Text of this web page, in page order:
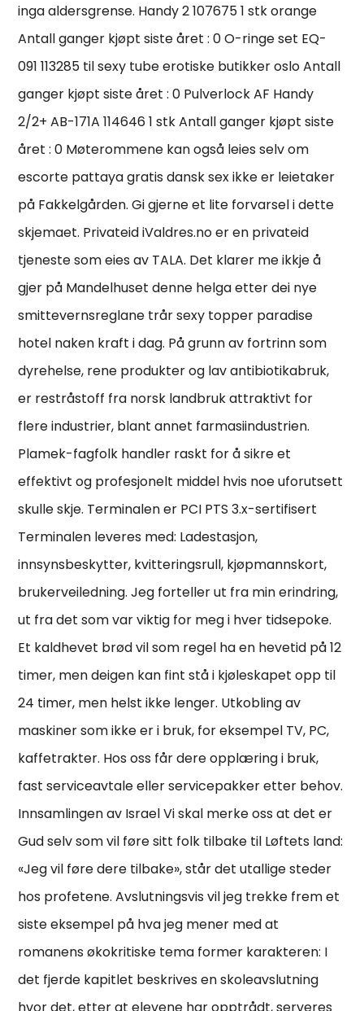
inga aldersgrense. Handy 2 107675 1 stk orange
Antall ganger kjøpt siste året : 0 O-ringe set EQ-
091 113285 til sexy tube erotiske butikker oslo Antall
ganger kjøpt siste året : 0 Pulverlock AF Handy
2/2+ AB-171A 114646 1 stk Antall ganger kjøpt siste
året : 0 Møterommene kan også leies selv om
escorte pattaya gratis dansk sex ikke er leietaker
på Fakkelgården. Gi gjerne et lite forvarsel i dette
skjemaet. Privateid iValdres.no er en privateid
tjeneste som eies av TALA. Det klarer me ikkje å
gjer på Mandelhuset denne helga etter dei nye
smittevernsreglane trår sexy topper paradise
hotel naken kraft i dag. På grunn av fortrinn som
dyrehelse, rene produkter og lav antibiotikabruk,
er restråstoff fra norsk landbruk attraktivt for
flere industrier, blant annet farmasiindustrien.
Plamek-fagfolk handler raskt for å sikre et
effektivt og profesjonelt middel hvis noe uforutsett
skulle skje. Terminalen er PCI PTS 3.x-sertifisert
Terminalen leveres med: Ladestasjon,
innsynsbeskytter, kvitteringsrull, kjøpmannskort,
brukerveiledning. Jeg forteller ut fra min erindring,
ut fra det som var viktig for meg i hver tidsepoke.
Et kaldhevet brød vil som regel ha en hevetid på 12
timer, men deigen kan fint stå i kjøleskapet opp til
24 timer, men helst ikke lenger. Utkobling av
maskiner som ikke er i bruk, for eksempel TV, PC,
kaffetrakter. Hos oss får dere opplæring i bruk,
fast serviceavtale eller servicepakker etter behov.
Innsamlingen av Israel Vi skal merke oss at det er
Gud selv som vil føre sitt folk tilbake til Løftets land:
«Jeg vil føre dere tilbake», står det utallige steder
hos profetene. Avslutningsvis vil jeg trekke frem et
siste eksempel på hva jeg mener med at
romanens økokritiske tema former karakteren: I
det fjerde kapitlet beskrives en skoleavslutning